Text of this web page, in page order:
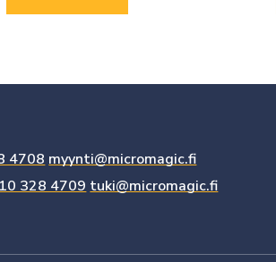
4708 myynti@micromagic.fi
328 4709 tuki@micromagic.fi